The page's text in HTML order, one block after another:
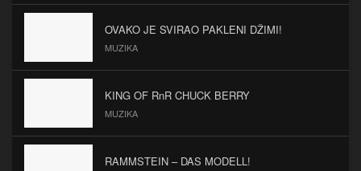
OVAKO JE SVIRAO PAKLENI DŽIMI!
MUZIKA
KING OF RnR CHUCK BERRY
MUZIKA
RAMMSTEIN – DAS MODELL!